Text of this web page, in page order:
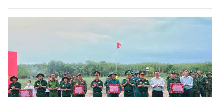
khu 7 dự và phát biểu chỉ đạo. Đại tá Trần Đình Hưng, Phó Chỉ
UBND tỉnh chủ trì hội nghị. Dự Hội nghị có Đại tá Bùi Đăng
Ninh, Chính ủy Bộ CHQS tỉnh.